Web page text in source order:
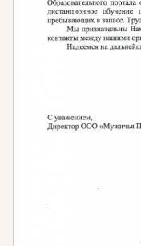
ответственным
источниками
Работникам,
и уничтожение
радиационным
банков,